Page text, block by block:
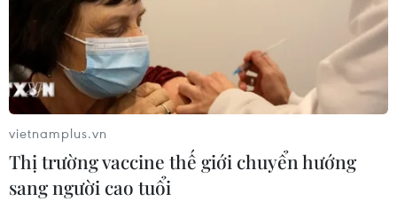
11/10/2019 10:06
Tỷ phú Adam Neumann, nhà đồng sáng lập công ty bất
động sản thương mại WeWork, bị loại khỏi khỏi danh
sách tỷ phú giàu nhất thế giới khi khối tài sản của ông
từ hơn 3 tỷ USD giảm còn 600 triệu USD.
vietnamplus.vn
Thị trường vaccine thế giới chuyển hướng
sang người cao tuổi